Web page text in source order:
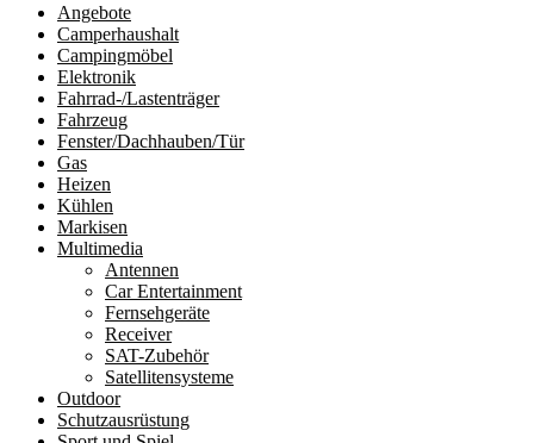
Angebote
Camperhaushalt
Campingmöbel
Elektronik
Fahrrad-/Lastenträger
Fahrzeug
Fenster/Dachhauben/Tür
Gas
Heizen
Kühlen
Markisen
Multimedia
Antennen
Car Entertainment
Fernsehgeräte
Receiver
SAT-Zubehör
Satellitensysteme
Outdoor
Schutzausrüstung